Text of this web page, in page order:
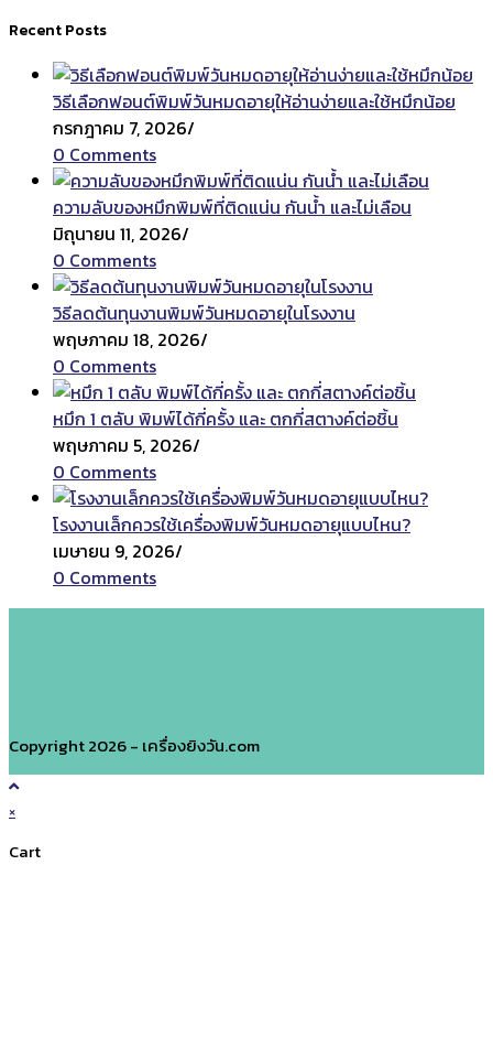
Recent Posts
วิธีเลือกฟอนต์พิมพ์วันหมดอายุให้อ่านง่ายและใช้หมึกน้อย
กรกฎาคม 7, 2026/
0 Comments
ความลับของหมึกพิมพ์ที่ติดแน่น กันน้ำ และไม่เลือน
มิถุนายน 11, 2026/
0 Comments
วิธีลดต้นทุนงานพิมพ์วันหมดอายุในโรงงาน
พฤษภาคม 18, 2026/
0 Comments
หมึก 1 ตลับ พิมพ์ได้กี่ครั้ง และ ตกกี่สตางค์ต่อชิ้น
พฤษภาคม 5, 2026/
0 Comments
โรงงานเล็กควรใช้เครื่องพิมพ์วันหมดอายุแบบไหน?
เมษายน 9, 2026/
0 Comments
Copyright 2026 - เครื่องยิงวัน.com
×
Cart